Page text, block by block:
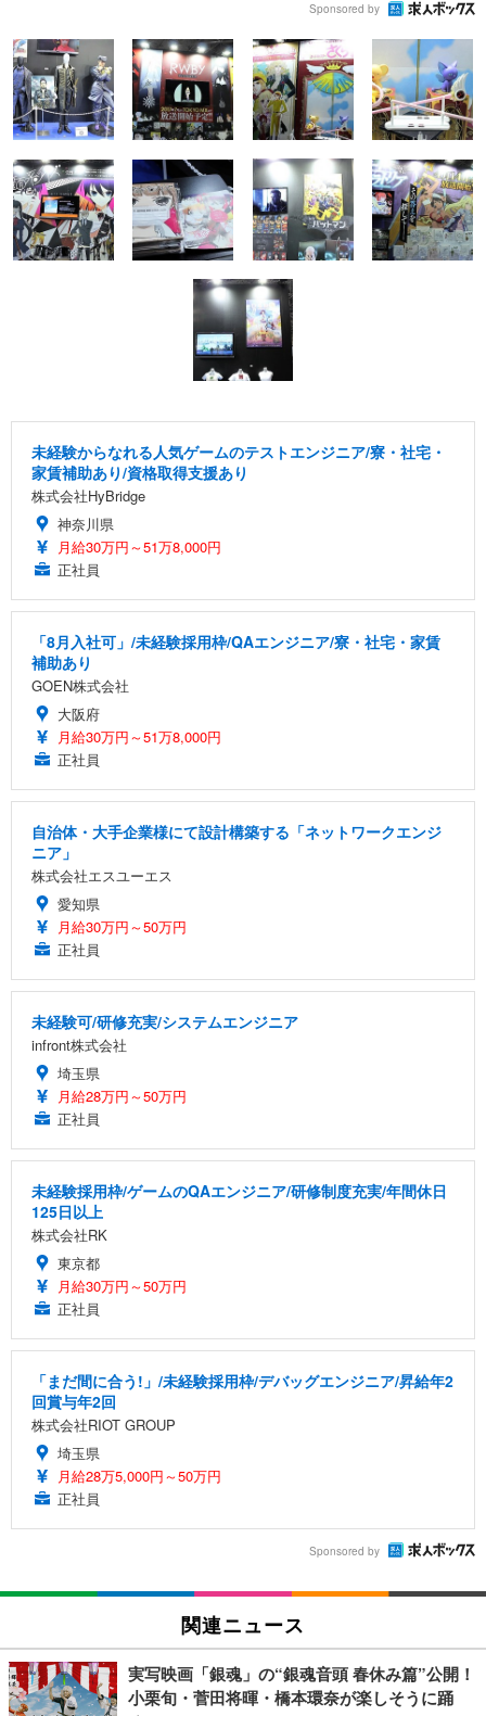
Sponsored by
未経験からなれる人気ゲームのテストエンジニア/寮・社宅・
家賃補助あり/資格取得支援あり
株式会社HyBridge
神奈川県
月給30万円～51万8,000円
正社員
「8月入社可」/未経験採用枠/QAエンジニア/寮・社宅・家賃
補助あり
GOEN株式会社
大阪府
月給30万円～51万8,000円
正社員
自治体・大手企業様にて設計構築する「ネットワークエンジ
ニア」
株式会社エスユーエス
愛知県
月給30万円～50万円
正社員
未経験可/研修充実/システムエンジニア
infront株式会社
埼玉県
月給28万円～50万円
正社員
未経験採用枠/ゲームのQAエンジニア/研修制度充実/年間休日
125日以上
株式会社RK
東京都
月給30万円～50万円
正社員
「まだ間に合う!」/未経験採用枠/デバッグエンジニア/昇給年2
回賞与年2回
株式会社RIOT GROUP
埼玉県
月給28万5,000円～50万円
正社員
Sponsored by
関連ニュース
実写映画「銀魂」の“銀魂音頭 春休み篇”公開！
小栗旬・菅田将暉・橋本環奈が楽しそうに踊